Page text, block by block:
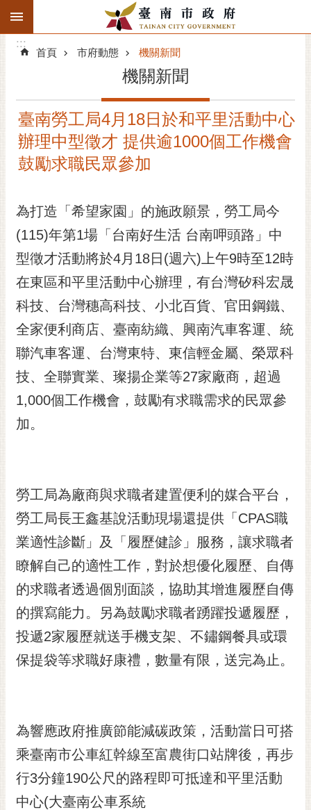
跳到主要內容區塊
搜
階
精彩府城
市府動態
市政資訊
市民互動
黃
偉
哲
光
花
祭
網
站
導
訂
閱
RSS
訂
報
市
民
信
箱
:::
:::
首頁 市府動態 機關新聞
機關新聞
臺南勞工局4月18日於和平里活動中心
辦理中型徵才 提供逾1000個工作機會
鼓勵求職民眾參加
為打造「希望家園」的施政願景，勞工局今
(115)年第1場「台南好生活 台南呷頭路」中
型徵才活動將於4月18日(週六)上午9時至12時
在東區和平里活動中心辦理，有台灣矽科宏晟
科技、台灣穗高科技、小北百貨、官田鋼鐵、
全家便利商店、臺南紡織、興南汽車客運、統
聯汽車客運、台灣東特、東信輕金屬、榮眾科
技、全聯實業、璨揚企業等27家廠商，超過
1,000個工作機會，鼓勵有求職需求的民眾參
加。
勞工局為廠商與求職者建置便利的媒合平台，
勞工局長王鑫基說活動現場還提供「CPAS職
業適性診斷」及「履歷健診」服務，讓求職者
瞭解自己的適性工作，對於想優化履歷、自傳
的求職者透過個別面談，協助其增進履歷自傳
的撰寫能力。另為鼓勵求職者踴躍投遞履歷，
投遞2家履歷就送手機支架、不鏽鋼餐具或環
保提袋等求職好康禮，數量有限，送完為止。
為響應政府推廣節能減碳政策，活動當日可搭
乘臺南市公車紅幹線至富農街口站牌後，再步
行3分鐘190公尺的路程即可抵達和平里活動
中心(大臺南公車系統